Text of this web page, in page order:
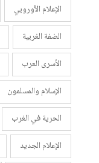
الإعلام الأوروبي
الضفة الغربية
الأسرى العرب
الإسلام والمسلمون
الحرية في الغرب
الإعلام الجديد